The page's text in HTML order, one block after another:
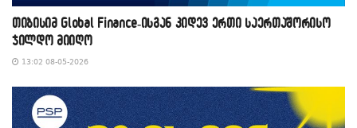
თიბისიმ Global Finance-ისგან კიდევ ერთი საერთაშორისო
ჯილდო მიიღო
13:02 08-05-2026